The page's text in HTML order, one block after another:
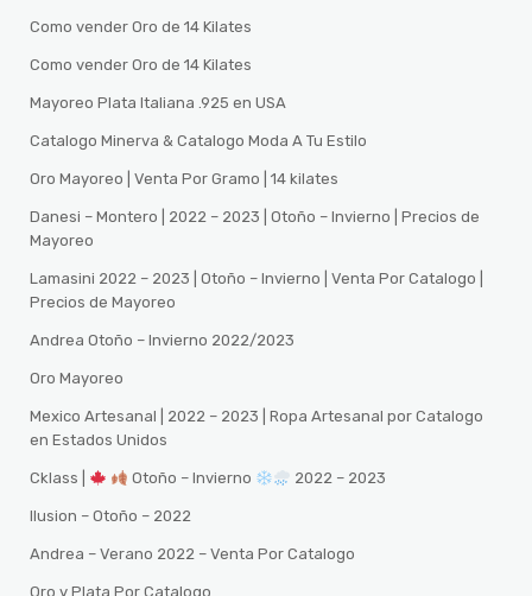
Como vender Oro de 14 Kilates
Como vender Oro de 14 Kilates
Mayoreo Plata Italiana .925 en USA
Catalogo Minerva & Catalogo Moda A Tu Estilo
Oro Mayoreo | Venta Por Gramo | 14 kilates
Danesi – Montero | 2022 – 2023 | Otoño – Invierno | Precios de
Mayoreo
Lamasini 2022 – 2023 | Otoño – Invierno | Venta Por Catalogo |
Precios de Mayoreo
Andrea Otoño – Invierno 2022/2023
Oro Mayoreo
Mexico Artesanal | 2022 – 2023 | Ropa Artesanal por Catalogo
en Estados Unidos
Cklass | Otoño – Invierno 2022 – 2023
Ilusion – Otoño – 2022
Andrea – Verano 2022 – Venta Por Catalogo
Oro y Plata Por Catalogo